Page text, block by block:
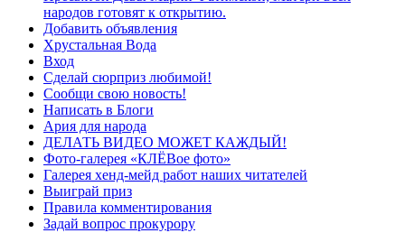
народов готовят к открытию.
Добавить объявления
Хрустальная Вода
Вход
Сделай сюрприз любимой!
Сообщи свою новость!
Написать в Блоги
Ария для народа
ДЕЛАТЬ ВИДЕО МОЖЕТ КАЖДЫЙ!
Фото-галерея «КЛЁВое фото»
Галерея хенд-мейд работ наших читателей
Выиграй приз
Правила комментирования
Задай вопрос прокурору